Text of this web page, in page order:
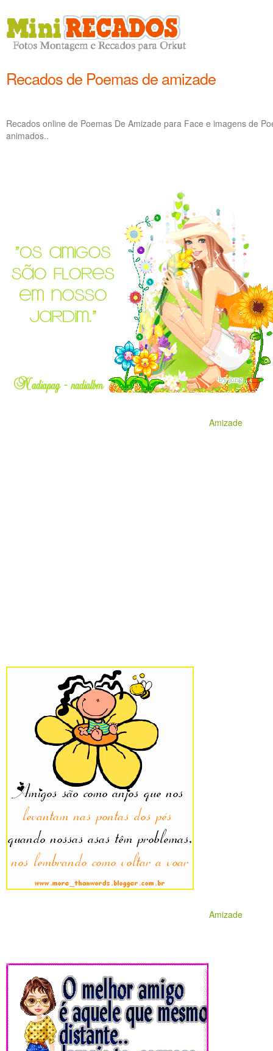
Recados de Poemas de amizade
Recados online de Poemas De Amizade para Face e imagens de
animados..
Amizade
Amizade